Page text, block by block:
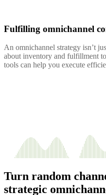
Fulfilling omnichannel
An omnichannel strategy isn’t
about inventory and fulfillment
tools can help you execute
Turn random
strategic